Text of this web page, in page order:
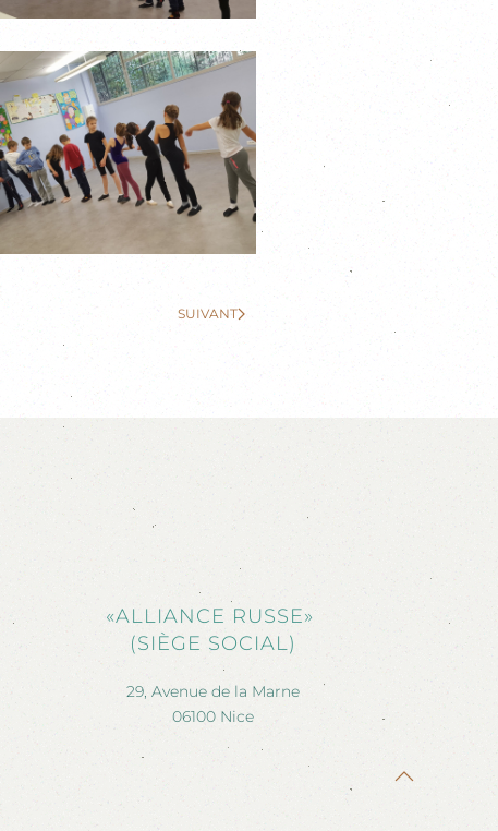
SUIVANT
«ALLIANCE RUSSE»
(SIÈGE SOCIAL)
29, Avenue de la Marne
06100 Nice